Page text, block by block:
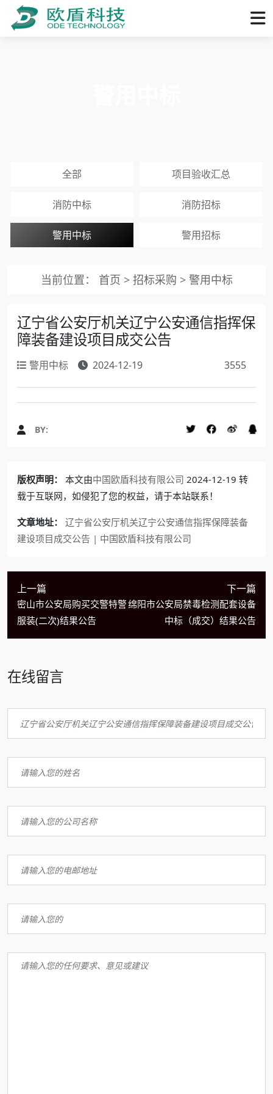
全部 项目验收汇总
消防中标 消防招标
警用中标 警用招标
当前位置： 首页 > 招标采购 > 警用中标
辽宁省公安厅机关辽宁公安通信指挥保
障装备建设项目成交公告
警用中标 2024-12-19 3555
BY:
版权声明： 本文由中国欧盾科技有限公司 2024-12-19 转
载于互联网，如侵犯了您的权益，请于本站联系！
文章地址：
辽宁省公安厅机关辽宁公安通信指挥保障装备
建设项目成交公告 | 中国欧盾科技有限公司
上一篇
密山市公安局购买交警特警
服装(二次)结果公告
下一篇
绵阳市公安局禁毒检测配套设备
中标（成交）结果公告
在线留言